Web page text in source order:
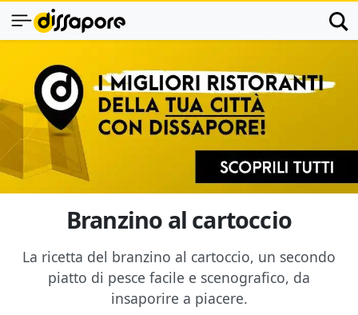
Branzino al cartoccio
La ricetta del branzino al cartoccio, un secondo
piatto di pesce facile e scenografico, da
insaporire a piacere.